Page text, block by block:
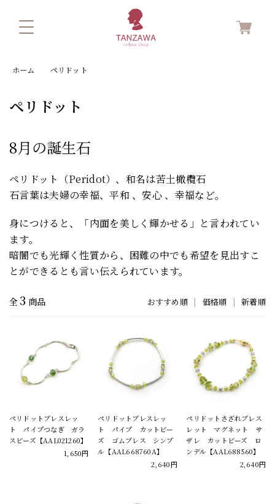
ホーム ペリドット
ペリドット
8月の誕生石
ペリドット（Peridot）、和名は苦土橄欖石
石言葉は夫婦の幸福、平和 、安心 、幸福など。
身につけると、「内面を美しく輝かせる」と言われてい
ます。
暗闇でも光輝く性質から、困難の中でも希望を見出すこ
とができるとも言い伝えられています。
全 3 商品 おすすめ順 | 価格順 | 新着順
ペリドットブレスレッ
ト パイプつなぎ ガラ
スビーズ【AAL021260】
1,650円
ペリドットブレスレッ
ト パイプ カットビー
ズ ゴムブレス シンプ
ル【AAL668760A】
2,640円
ペリドットさざれブレス
レット マグネット サ
ザレ カットビーズ ロ
ンデル【AAL688560】
2,640円